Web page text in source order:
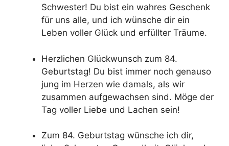
Schwester! Du bist ein wahres Geschenk
für uns alle, und ich wünsche dir ein
Leben voller Glück und erfüllter Träume.
Herzlichen Glückwunsch zum 84.
Geburtstag! Du bist immer noch genauso
jung im Herzen wie damals, als wir
zusammen aufgewachsen sind. Möge der
Tag voller Liebe und Lachen sein!
Zum 84. Geburtstag wünsche ich dir,